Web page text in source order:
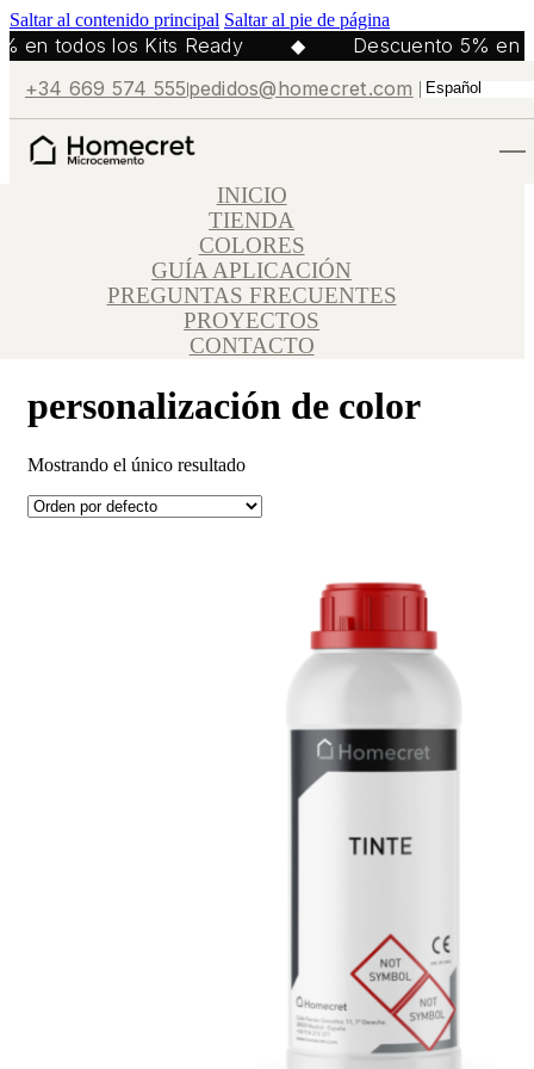
Saltar al contenido principal Saltar al pie de página
en todos los Kits Ready ◆
Descuento 5% en
+34 669 574 555pedidos@homecret.com
INICIO
TIENDA
COLORES
GUÍA APLICACIÓN
PREGUNTAS FRECUENTES
PROYECTOS
CONTACTO
personalización de color
Mostrando el único resultado